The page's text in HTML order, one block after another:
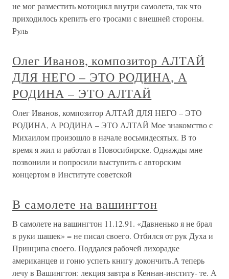
не мог разместить мотоцикл внутри самолета, так что
приходилось крепить его тросами с внешней стороны.
Руль
Олег Иванов, композитор АЛТАЙ
ДЛЯ НЕГО – ЭТО РОДИНА, А
РОДИНА – ЭТО АЛТАЙ
Олег Иванов, композитор АЛТАЙ ДЛЯ НЕГО – ЭТО
РОДИНА, А РОДИНА – ЭТО АЛТАЙ Мое знакомство с
Михаилом произошло в начале восьмидесятых. В то
время я жил и работал в Новосибирске. Однажды мне
позвонили и попросили выступить с авторским
концертом в Институте советской
В самолете на вашингтон
В самолете на вашингтон 11.12.91. «Давненько я не брал
в руки шашек» = не писал своего. Отбился от рук Духа и
Принципа своего. Поддался рабочей лихорадке
американцев и гоню успеть книгу докончить.А теперь
лечу в Вашингтон: лекция завтра в Кеннан-институ- те. А